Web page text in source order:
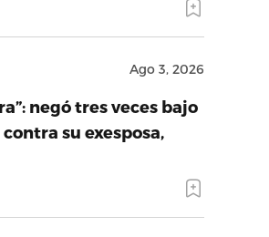
Ago 3, 2026
negó tres veces bajo
su exesposa,